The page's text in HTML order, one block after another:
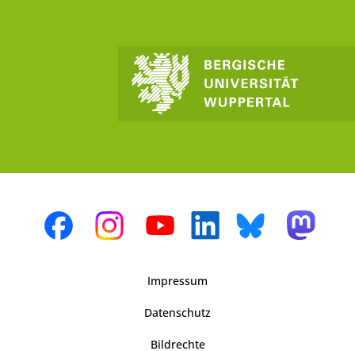
Impressum
Datenschutz
Bildrechte